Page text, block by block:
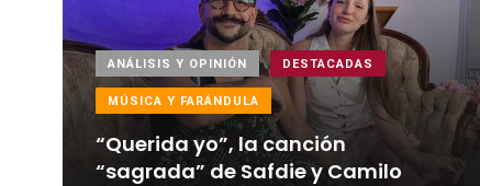
ANÁLISIS Y OPINIÓN DESTACADAS
MÚSICA Y FARÁNDULA
“Querida yo”, la canción
“sagrada” de Safdie y Camilo